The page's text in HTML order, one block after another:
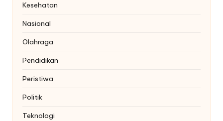
Kesehatan
Nasional
Olahraga
Pendidikan
Peristiwa
Politik
Teknologi